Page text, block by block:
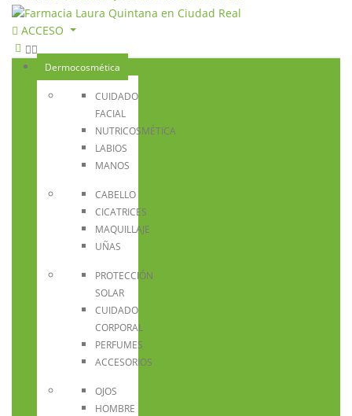
ACCESO
Dermocosmética
CUIDADO
FACIAL
NUTRICOSMÉTICA
LABIOS
MANOS
CABELLO
CICATRICES
MAQUILLAJE
UÑAS
PROTECCIÓN
SOLAR
CUIDADO
CORPORAL
PERFUMES
ACCESORIOS
OJOS
HOMBRE